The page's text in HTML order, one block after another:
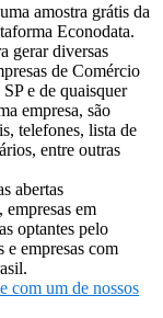
amostra grátis da
Econodata.
gerar diversas
de Comércio
e de quaisquer
empresa, são
telefones, lista de
entre outras
abertas
empresas em
optantes pelo
e empresas com
com um de nossos